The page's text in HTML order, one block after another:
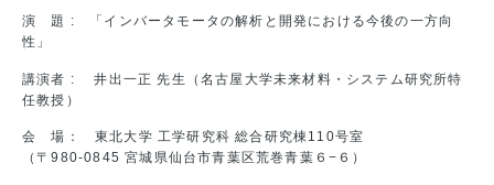
演 題 : 「インバータモータの解析と開発における今後の一方向
性」
講演者 : 井出一正 先生（名古屋大学未来材料・システム研究所特
任教授）
会 場： 東北大学 工学研究科 総合研究棟110号室
（〒980-0845 宮城県仙台市青葉区荒巻青葉６−６）